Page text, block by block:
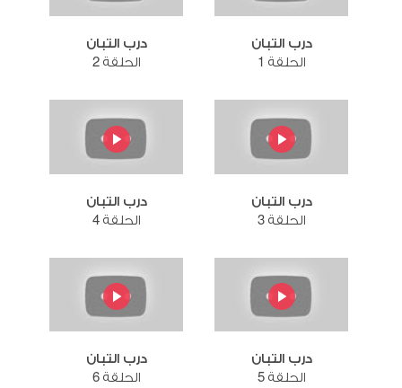
درب التبان
الحلقة 1
درب التبان
الحلقة 2
درب التبان
الحلقة 3
درب التبان
الحلقة 4
درب التبان
الحلقة 5
درب التبان
الحلقة 6